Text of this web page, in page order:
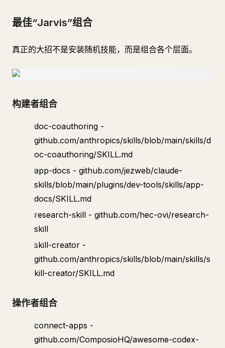
最佳“Jarvis”组合
真正的大招不是安装随机技能，而是组合各个层面。
构建者组合
doc-coauthoring -
github.com/anthropics/skills/blob/main/skills/d
oc-coauthoring/SKILL.md
app-docs - github.com/jezweb/claude-
skills/blob/main/plugins/dev-tools/skills/app-
docs/SKILL.md
research-skill - github.com/hec-ovi/research-
skill
skill-creator -
github.com/anthropics/skills/blob/main/skills/s
kill-creator/SKILL.md
操作者组合
connect-apps -
github.com/ComposioHQ/awesome-codex-